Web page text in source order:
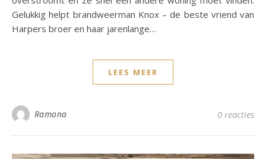
Gelukkig helpt brandweerman Knox – de beste vriend van
Harpers broer en haar jarenlange…
LEES MEER
Ramona 0 reacties